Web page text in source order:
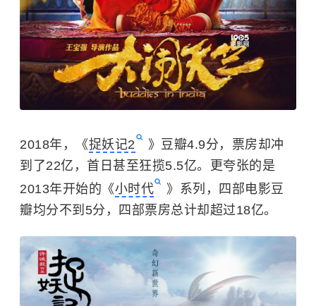
2018年，《捉妖记2
》豆瓣4.9分，票房却冲
到了22亿，首日甚至狂揽5.5亿。更夸张的是
2013年开始的《小时代
》系列，四部电影豆
瓣均分不到5分，四部票房总计却超过18亿。